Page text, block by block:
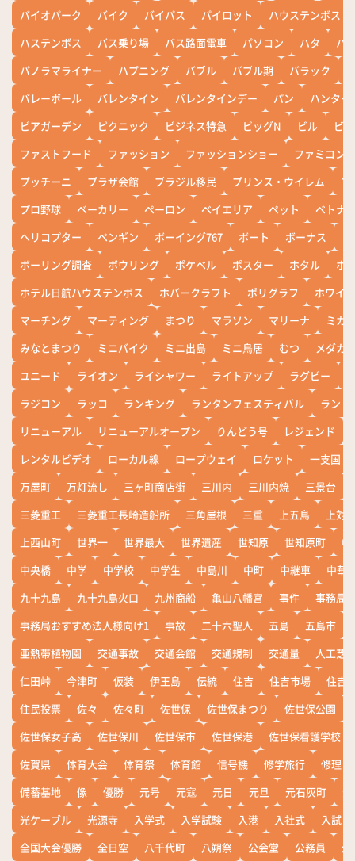
バイオパーク
バイク バイパス パイロット
ハウステンボス
ハステンボス
バス乗り場 バス路面電車 パソコン ハタ
ハ
パノラマライナー
ハプニング バブル バブル期 バラック
バレーボール
バレンタイン バレンタインデー パン
ハンター
ビアガーデン
ピクニック ビジネス特急 ビッグN ビル
ビワ
ファストフード
ファッション ファッションショー
ファミコン
プッチーニ
プラザ会館 ブラジル移民 プリンス・ウイレム
ブ
プロ野球
ベーカリー ペーロン ベイエリア ペット
ベトナ
ヘリコプター
ペンギン ボーイング767 ボート ボーナス
ボーリング調査
ボウリング ポケベル ポスター ホタル
ホ
ホテル日航ハウステンボス
ホバークラフト ポリグラフ
ホワイ
マーチング
マーティング まつり マラソン マリーナ
ミカ
みなとまつり
ミニバイク ミニ出島 ミニ鳥居 むつ
メダカ
ユニード
ライオン ライシャワー ライトアップ ラグビー
ラジコン
ラッコ ランキング ランタンフェスティバル
ランド
リニューアル
リニューアルオープン りんどう号 レジェンド
レンタルビデオ
ローカル線 ロープウェイ ロケット
一支国
万屋町
万灯流し 三ヶ町商店街 三川内 三川内焼 三景台
三菱重工
三菱重工長崎造船所 三角屋根 三重 上五島
上対
上西山町
世界一 世界最大 世界遺産 世知原 世知原町
中
中央橋
中学 中学校 中学生 中島川 中町 中継車
中華
九十九島
九十九島火口 九州商船 亀山八幡宮 事件
事務局
事務局おすすめ法人様向け1
事故 二十六聖人 五島 五島市
亜熱帯植物園
交通事故 交通会館 交通規制 交通量
人工芝
仁田峠
今津町 仮装 伊王島 伝統 住吉 住吉市場
住吉
住民投票
佐々 佐々町 佐世保 佐世保まつり 佐世保公園
佐世保女子高
佐世保川 佐世保市 佐世保港
佐世保看護学校
佐賀県
体育大会 体育祭 体育館 信号機 修学旅行
修理
備蓄基地
像 優勝 元号 元寇 元日 元旦 元石灰町
光ケーブル
光源寺 入学式 入学試験 入港 入社式
入試
全国大会優勝
全日空 八千代町 八朔祭 公会堂 公務員
公